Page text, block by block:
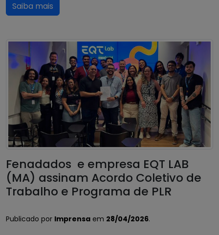
Saiba mais
Fenadados e empresa EQT LAB
(MA) assinam Acordo Coletivo de
Trabalho e Programa de PLR
Publicado por Imprensa em 28/04/2026.